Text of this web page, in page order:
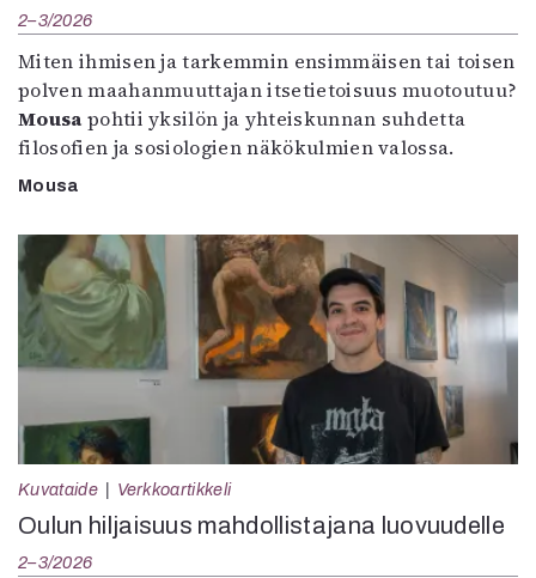
2–3/2026
Miten ihmisen ja tarkemmin ensimmäisen tai toisen
polven maahanmuuttajan itsetietoisuus muotoutuu?
Mousa pohtii yksilön ja yhteiskunnan suhdetta
filosofien ja sosiologien näkökulmien valossa.
Mousa
Kuvataide Verkkoartikkeli
Oulun hiljaisuus mahdollistajana luovuudelle
2–3/2026